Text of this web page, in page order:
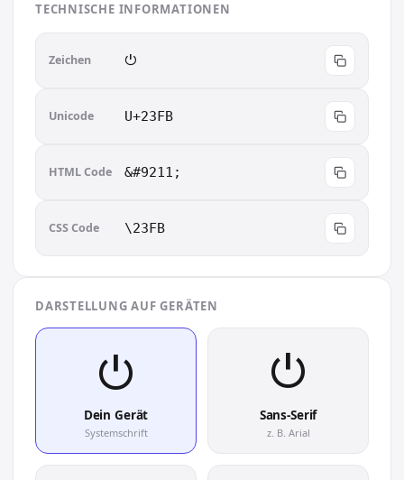
TECHNISCHE INFORMATIONEN
Zeichen ⏻︎
Unicode U+23FB
HTML Code &#9211;
CSS Code \23FB
DARSTELLUNG AUF GERÄTEN
⏻︎
Dein Gerät
Systemschrift
⏻︎
Sans-Serif
z. B. Arial